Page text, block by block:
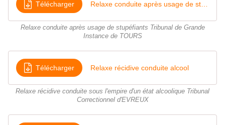
Télécharger
Relaxe conduite après usage de stupéfiants Tribunal de Grande
Instance de TOURS
Télécharger Relaxe récidive conduite alcool
Relaxe récidive conduite sous l'empire d'un état alcoolique Tribunal
Correctionnel d'EVREUX